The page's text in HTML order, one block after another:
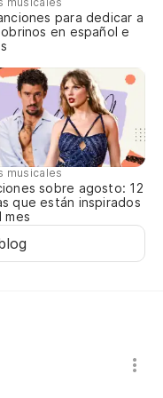
para dedicar a
en español e
musicales
sobre agosto: 12
que están inspirados
mes